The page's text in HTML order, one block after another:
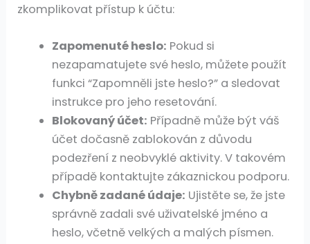
zkomplikovat přístup k účtu:
Zapomenuté heslo: Pokud si
nezapamatujete své heslo, můžete použít
funkci “Zapomněli jste heslo?” a sledovat
instrukce pro jeho resetování.
Blokovaný účet: Případně může být váš
účet dočasně zablokován z důvodu
podezření z neobvyklé aktivity. V takovém
případě kontaktujte zákaznickou podporu.
Chybně zadané údaje: Ujistěte se, že jste
správně zadali své uživatelské jméno a
heslo, včetně velkých a malých písmen.